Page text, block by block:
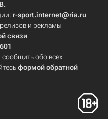
r-sport.internet@ria.ru
и рекламы
связи
сообщить обо всех
формой обратной